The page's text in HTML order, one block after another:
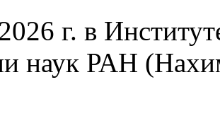
г. в
наук РАН